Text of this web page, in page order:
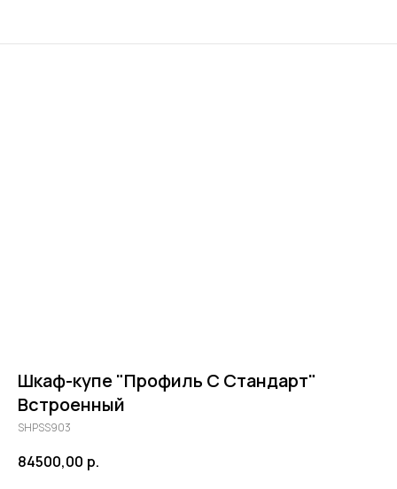
Шкаф-купе "Профиль С Стандарт"
Встроенный
SHPSS903
84500,00 р.